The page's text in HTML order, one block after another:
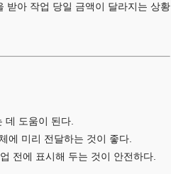
받아 작업 당일 금액이 달라지는 상황
데 도움이 된다.
에 미리 전달하는 것이 좋다.
전에 표시해 두는 것이 안전하다.